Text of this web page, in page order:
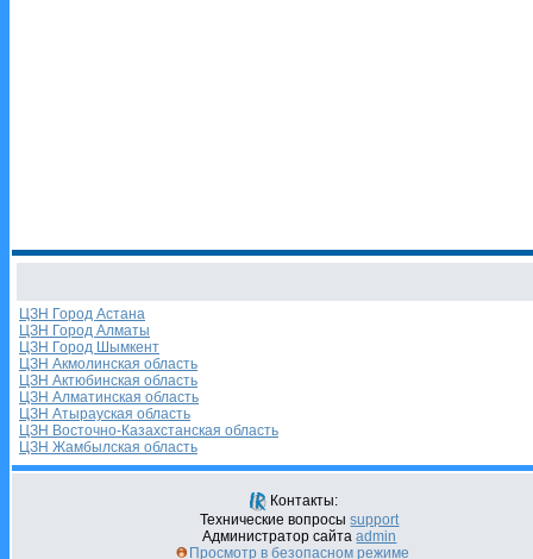
ЦЗН Город Астана
ЦЗН Город Алматы
ЦЗН Город Шымкент
ЦЗН Акмолинская область
ЦЗН Актюбинская область
ЦЗН Алматинская область
ЦЗН Атырауская область
ЦЗН Восточно-Казахстанская область
ЦЗН Жамбылская область
Контакты:
Технические вопросыsupport
Администратор сайтаadmin
Просмотр в безопасном режиме